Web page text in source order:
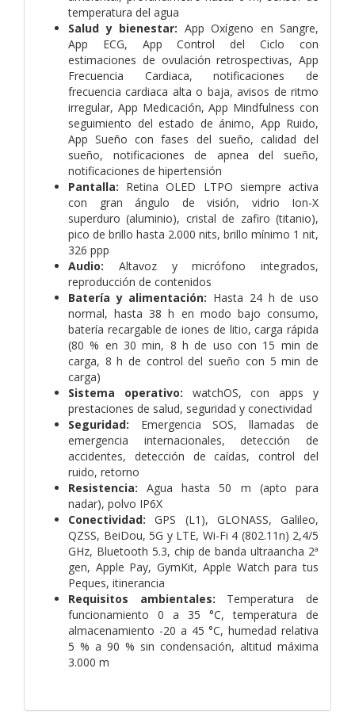
temperatura del agua
Salud y bienestar: App Oxígeno en Sangre,
App ECG, App Control del Ciclo con
estimaciones de ovulación retrospectivas, App
Frecuencia Cardiaca, notificaciones de
frecuencia cardiaca alta o baja, avisos de ritmo
irregular, App Medicación, App Mindfulness con
seguimiento del estado de ánimo, App Ruido,
App Sueño con fases del sueño, calidad del
sueño, notificaciones de apnea del sueño,
notificaciones de hipertensión
Pantalla: Retina OLED LTPO siempre activa
con gran ángulo de visión, vidrio Ion-X
superduro (aluminio), cristal de zafiro (titanio),
pico de brillo hasta 2.000 nits, brillo mínimo 1 nit,
326 ppp
Audio: Altavoz y micrófono integrados,
reproducción de contenidos
Batería y alimentación: Hasta 24 h de uso
normal, hasta 38 h en modo bajo consumo,
batería recargable de iones de litio, carga rápida
(80 % en 30 min, 8 h de uso con 15 min de
carga, 8 h de control del sueño con 5 min de
carga)
Sistema operativo: watchOS, con apps y
prestaciones de salud, seguridad y conectividad
Seguridad: Emergencia SOS, llamadas de
emergencia internacionales, detección de
accidentes, detección de caídas, control del
ruido, retorno
Resistencia: Agua hasta 50 m (apto para
nadar), polvo IP6X
Conectividad: GPS (L1), GLONASS, Galileo,
QZSS, BeiDou, 5G y LTE, Wi-Fi 4 (802.11n) 2,4/5
GHz, Bluetooth 5.3, chip de banda ultraancha 2ª
gen, Apple Pay, GymKit, Apple Watch para tus
Peques, itinerancia
Requisitos ambientales: Temperatura de
funcionamiento 0 a 35 °C, temperatura de
almacenamiento -20 a 45 °C, humedad relativa
5 % a 90 % sin condensación, altitud máxima
3.000 m